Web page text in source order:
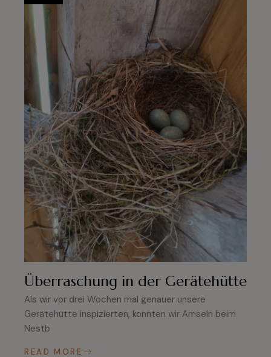
Überraschung in der Gerätehütte
Als wir vor drei Wochen mal genauer unsere
Gerätehütte inspizierten, konnten wir Amseln beim
Nestb
READ MORE